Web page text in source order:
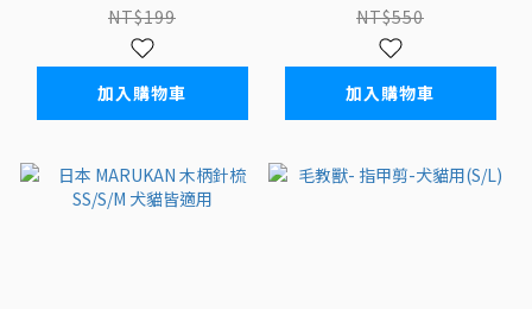
NT$199
加入購物車
NT$550
加入購物車